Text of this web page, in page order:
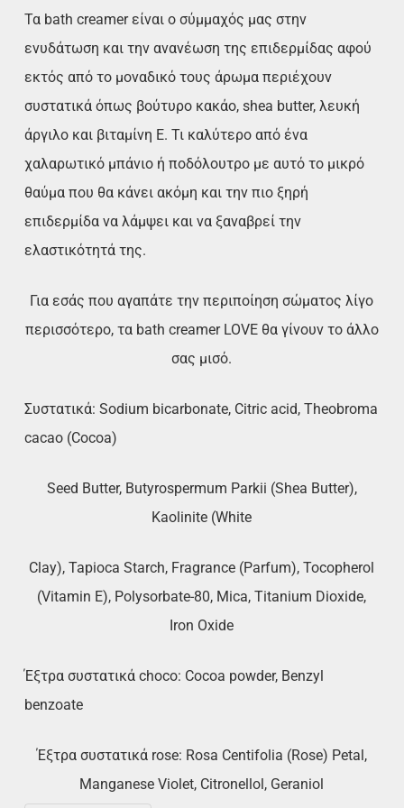
Τα bath creamer είναι ο σύμμαχός μας στην
ενυδάτωση και την ανανέωση της επιδερμίδας αφού
εκτός από το μοναδικό τους άρωμα περιέχουν
συστατικά όπως βούτυρο κακάο, shea butter, λευκή
άργιλο και βιταμίνη Ε. Τι καλύτερο από ένα
χαλαρωτικό μπάνιο ή ποδόλουτρο με αυτό το μικρό
θαύμα που θα κάνει ακόμη και την πιο ξηρή
επιδερμίδα να λάμψει και να ξαναβρεί την
ελαστικότητά της.
Για εσάς που αγαπάτε την περιποίηση σώματος λίγο
περισσότερο, τα bath creamer LOVE θα γίνουν το άλλο
σας μισό.
Συστατικά: Sodium bicarbonate, Citric acid, Theobroma
cacao (Cocoa)
Seed Butter, Butyrospermum Parkii (Shea Butter),
Kaolinite (White
Clay), Tapioca Starch, Fragrance (Parfum), Tocopherol
(Vitamin E), Polysorbate-80, Mica, Titanium Dioxide,
Iron Oxide
Έξτρα συστατικά choco: Cocoa powder, Benzyl
benzoate
Έξτρα συστατικά rose: Rosa Centifolia (Rose) Petal,
Manganese Violet, Citronellol, Geraniol